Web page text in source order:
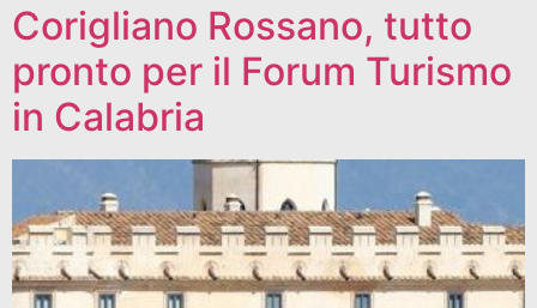
Corigliano Rossano, tutto
pronto per il Forum Turismo
in Calabria